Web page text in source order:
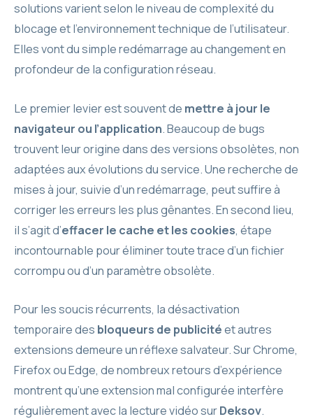
solutions varient selon le niveau de complexité du
blocage et l’environnement technique de l’utilisateur.
Elles vont du simple redémarrage au changement en
profondeur de la configuration réseau.
Le premier levier est souvent de mettre à jour le
navigateur ou l’application. Beaucoup de bugs
trouvent leur origine dans des versions obsolètes, non
adaptées aux évolutions du service. Une recherche de
mises à jour, suivie d’un redémarrage, peut suffire à
corriger les erreurs les plus gênantes. En second lieu,
il s’agit d’effacer le cache et les cookies, étape
incontournable pour éliminer toute trace d’un fichier
corrompu ou d’un paramètre obsolète.
Pour les soucis récurrents, la désactivation
temporaire des bloqueurs de publicitéet autres
extensions demeure un réflexe salvateur. Sur Chrome,
Firefox ou Edge, de nombreux retours d’expérience
montrent qu’une extension mal configurée interfère
régulièrement avec la lecture vidéo surDeksov.